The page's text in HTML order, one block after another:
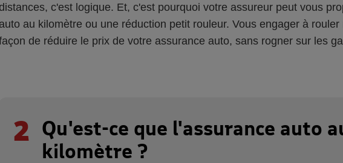
c'est logique. Et, c'est pourquoi votre assureur peut vous
auto au kilomètre ou une réduction petit rouleur. Vous engager à rouler
de réduire le prix de votre assurance auto, sans rogner sur les
2 Qu'est-ce que l'assurance auto
kilomètre ?